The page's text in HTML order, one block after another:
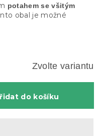
Zvolte variantu
do košíku
potahem se všitým
obal je možné